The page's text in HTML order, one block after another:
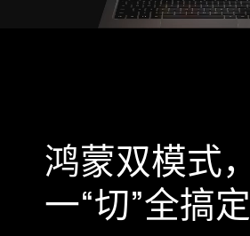
鸿蒙双模式，
一“切”全搞定